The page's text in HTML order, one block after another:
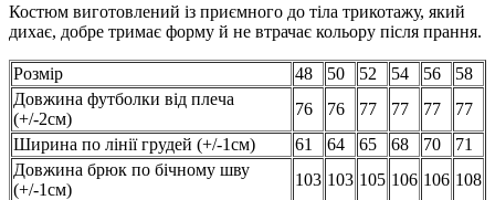
Костюм виготовлений із приємного до тіла трикотажу, який
дихає, добре тримає форму й не втрачає кольору після прання.
Розмір 48 50 52 54 56
58
Довжина футболки від плеча
(+/-2см)
76 76 77 77 77
77
Ширина по лінії грудей (+/-1см)
61 64 65 68 70
71
Довжина брюк по бічному шву
(+/-1см)
103 103 105 106 106 108